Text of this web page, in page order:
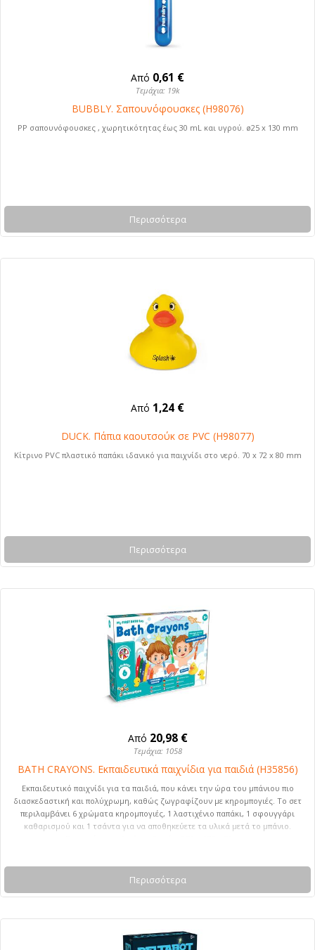
Από 0,61 €
Τεμάχια: 19k
BUBBLY. Σαπουνόφουσκες (H98076)
PP σαπουνόφουσκες , χωρητικότητας έως 30 mL και υγρού. ø25 x 130 mm
Περισσότερα
Από 1,24 €
DUCK. Πάπια καουτσούκ σε PVC (H98077)
Κίτρινο PVC πλαστικό παπάκι ιδανικό για παιχνίδι στο νερό. 70 x 72 x 80 mm
Περισσότερα
Από 20,98 €
Τεμάχια: 1058
BATH CRAYONS. Εκπαιδευτικά παιχνίδια για παιδιά (H35856)
Εκπαιδευτικό παιχνίδι για τα παιδιά, που κάνει την ώρα του μπάνιου πιο
διασκεδαστική και πολύχρωμη, καθώς ζωγραφίζουν με κηρομπογιές. Το σετ
περιλαμβάνει 6 χρώματα κηρομπογιές, 1 λαστιχένιο παπάκι, 1 σφουγγάρι
καθαρισμού και 1 τσάντα για να αποθηκεύετε τα υλικά μετά το μπάνιο.
Περισσότερα